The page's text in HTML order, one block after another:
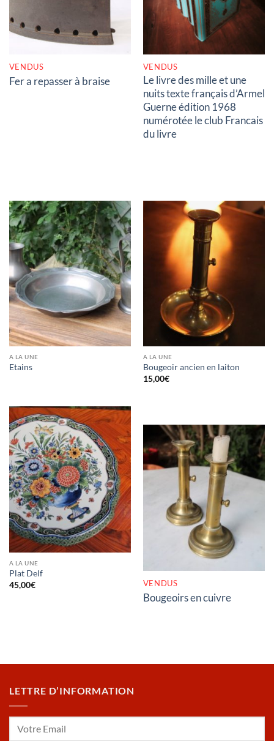
VENDUS
Fer a repasser à braise
VENDUS
Le livre des mille et une
nuits texte français d’Armel
Guerne édition 1968
numérotée le club Francais
du livre
A LA UNE
Etains
A LA UNE
Bougeoir ancien en laiton
15,00€
A LA UNE
Plat Delf
45,00€
RUPTURE DE STOCK
VENDUS
Bougeoirs en cuivre
LETTRE D’INFORMATION